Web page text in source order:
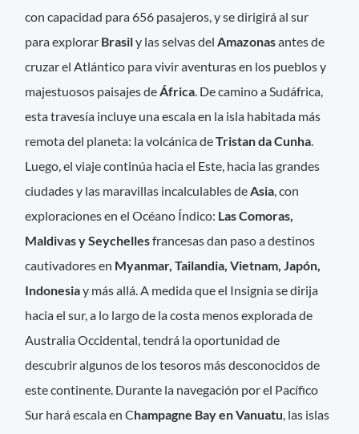
con capacidad para 656 pasajeros, y se dirigirá al sur
para explorar Brasily las selvas del Amazonasantes de
cruzar el Atlántico para vivir aventuras en los pueblos y
majestuosos paisajes de África . De camino a Sudáfrica,
esta travesía incluye una escala en la isla habitada más
remota del planeta: la volcánica deTristan da Cunha
Luego, el viaje continúa hacia el Este, hacia las grandes
ciudades y las maravillas incalculables de Asia , con
exploraciones en el Océano Índico: Las Comoras,
Maldivas y Seychellesfrancesas dan paso a destinos
cautivadores en Myanmar, Tailandia, Vietnam, Japón,
Indonesiay más allá. A medida que el Insignia se dirija
hacia el sur, a lo largo de la costa menos explorada de
Australia Occidental, tendrá la oportunidad de
descubrir algunos de los tesoros más desconocidos de
este continente. Durante la navegación por el Pacífico
Sur hará escala en Champagne Bay en Vanuatu , las islas